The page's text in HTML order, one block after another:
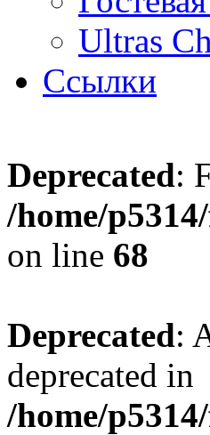
Ultras
Ссылки
Deprecated:
/home/
on line 68
Deprecated:
deprecated in
/home/